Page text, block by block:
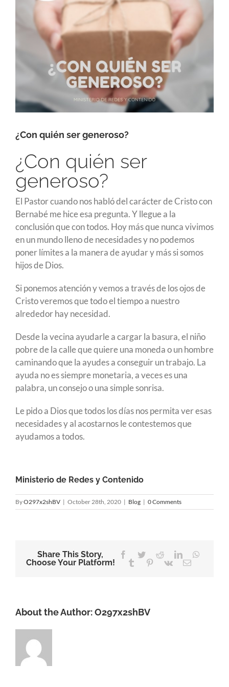
¿Con quién ser generoso?
¿Con quién ser
generoso?
El Pastor cuando nos habló del carácter de Cristo con
Bernabé me hice esa pregunta. Y llegue a la
conclusión que con todos. Hoy más que nunca vivimos
en un mundo lleno de necesidades y no podemos
poner límites a la manera de ayudar y más si somos
hijos de Dios.
Si ponemos atención y vemos a través de los ojos de
Cristo veremos que todo el tiempo a nuestro
alrededor hay necesidad.
Desde la vecina ayudarle a cargar la basura, el niño
pobre de la calle que quiere una moneda o un hombre
caminando que la ayudes a conseguir un trabajo. La
ayuda no es siempre monetaria, a veces es una
palabra, un consejo o una simple sonrisa.
Le pido a Dios que todos los días nos permita ver esas
necesidades y al acostarnos le contestemos que
ayudamos a todos.
Ministerio de Redes y Contenido
ByO297x2shBV | October 28th, 2020 | Blog | 0 Comments
Share This Story,
Choose Your Platform!
Facebook
TwitterRedditLinkedIn
Tumblr Pinterest
Vk Email
About the Author:O297x2shBV